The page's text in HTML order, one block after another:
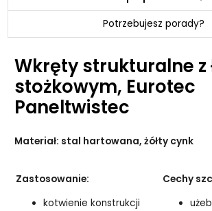
Potrzebujesz porady?
Wkręty strukturalne z
stożkowym, Eurotec
Paneltwistec
Materiał: stal hartowana, żółty cynk
Zastosowanie:
kotwienie konstrukcji
Cechy